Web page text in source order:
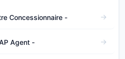
Concessionnaire -
Agent -